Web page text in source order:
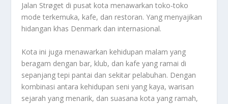
Jalan Strøget di pusat kota menawarkan toko-toko
mode terkemuka, kafe, dan restoran. Yang menyajikan
hidangan khas Denmark dan internasional.
Kota ini juga menawarkan kehidupan malam yang
beragam dengan bar, klub, dan kafe yang ramai di
sepanjang tepi pantai dan sekitar pelabuhan. Dengan
kombinasi antara kehidupan seni yang kaya, warisan
sejarah yang menarik, dan suasana kota yang ramah,